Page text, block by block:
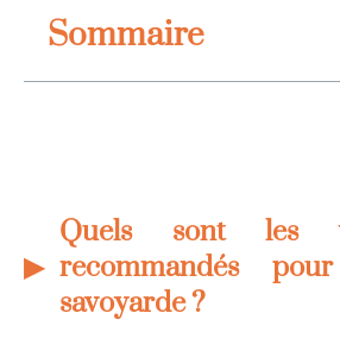
Sommaire
Quels sont les
recommandés
savoyarde ?